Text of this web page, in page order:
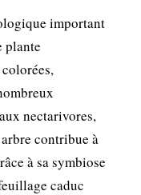
important
plante
nectarivores,
contribue à
à sa symbiose
caduc